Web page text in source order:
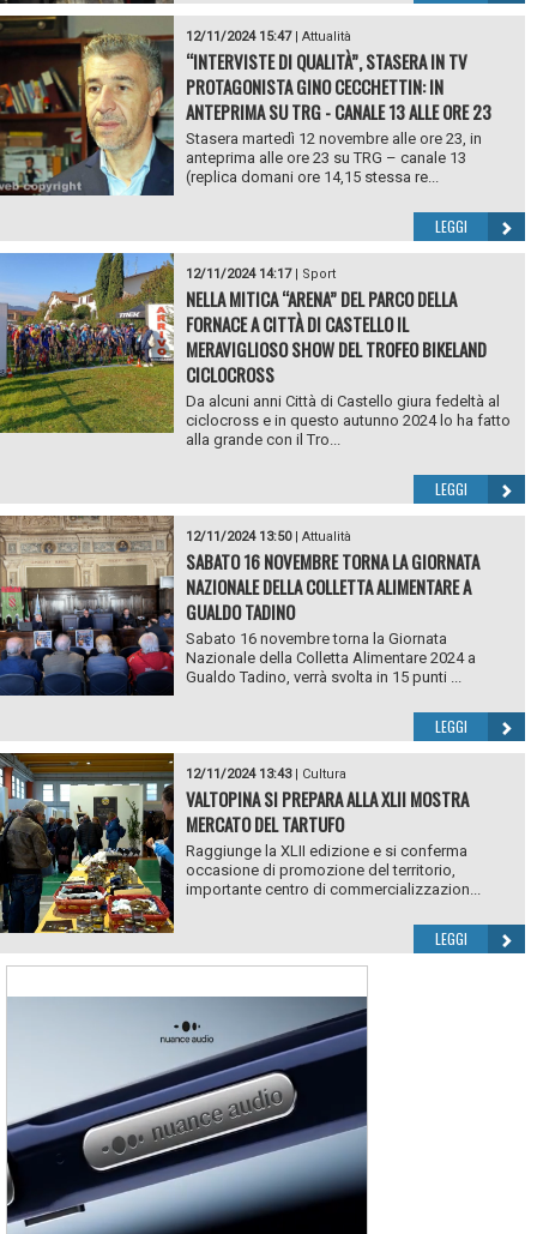
12/11/2024 15:47| Attualità
“INTERVISTE DI QUALITÀ”, STASERA IN TV
PROTAGONISTA GINO CECCHETTIN: IN
ANTEPRIMA SU TRG - CANALE 13 ALLE ORE 23
Stasera martedì 12 novembre alle ore 23, in
anteprima alle ore 23 su TRG – canale 13
(replica domani ore 14,15 stessa re...
LEGGI
12/11/2024 14:17| Sport
NELLA MITICA “ARENA” DEL PARCO DELLA
FORNACE A CITTÀ DI CASTELLO IL
MERAVIGLIOSO SHOW DEL TROFEO BIKELAND
CICLOCROSS
Da alcuni anni Città di Castello giura fedeltà al
ciclocross e in questo autunno 2024 lo ha fatto
alla grande con il Tro...
LEGGI
12/11/2024 13:50| Attualità
SABATO 16 NOVEMBRE TORNA LA GIORNATA
NAZIONALE DELLA COLLETTA ALIMENTARE A
GUALDO TADINO
Sabato 16 novembre torna la Giornata
Nazionale della Colletta Alimentare 2024 a
Gualdo Tadino, verrà svolta in 15 punti ...
LEGGI
12/11/2024 13:43| Cultura
VALTOPINA SI PREPARA ALLA XLII MOSTRA
MERCATO DEL TARTUFO
Raggiunge la XLII edizione e si conferma
occasione di promozione del territorio,
importante centro di commercializzazion...
LEGGI